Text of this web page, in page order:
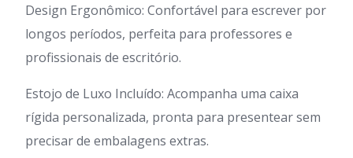
Design Ergonômico: Confortável para escrever por
longos períodos, perfeita para professores e
profissionais de escritório.
Estojo de Luxo Incluído: Acompanha uma caixa
rígida personalizada, pronta para presentear sem
precisar de embalagens extras.